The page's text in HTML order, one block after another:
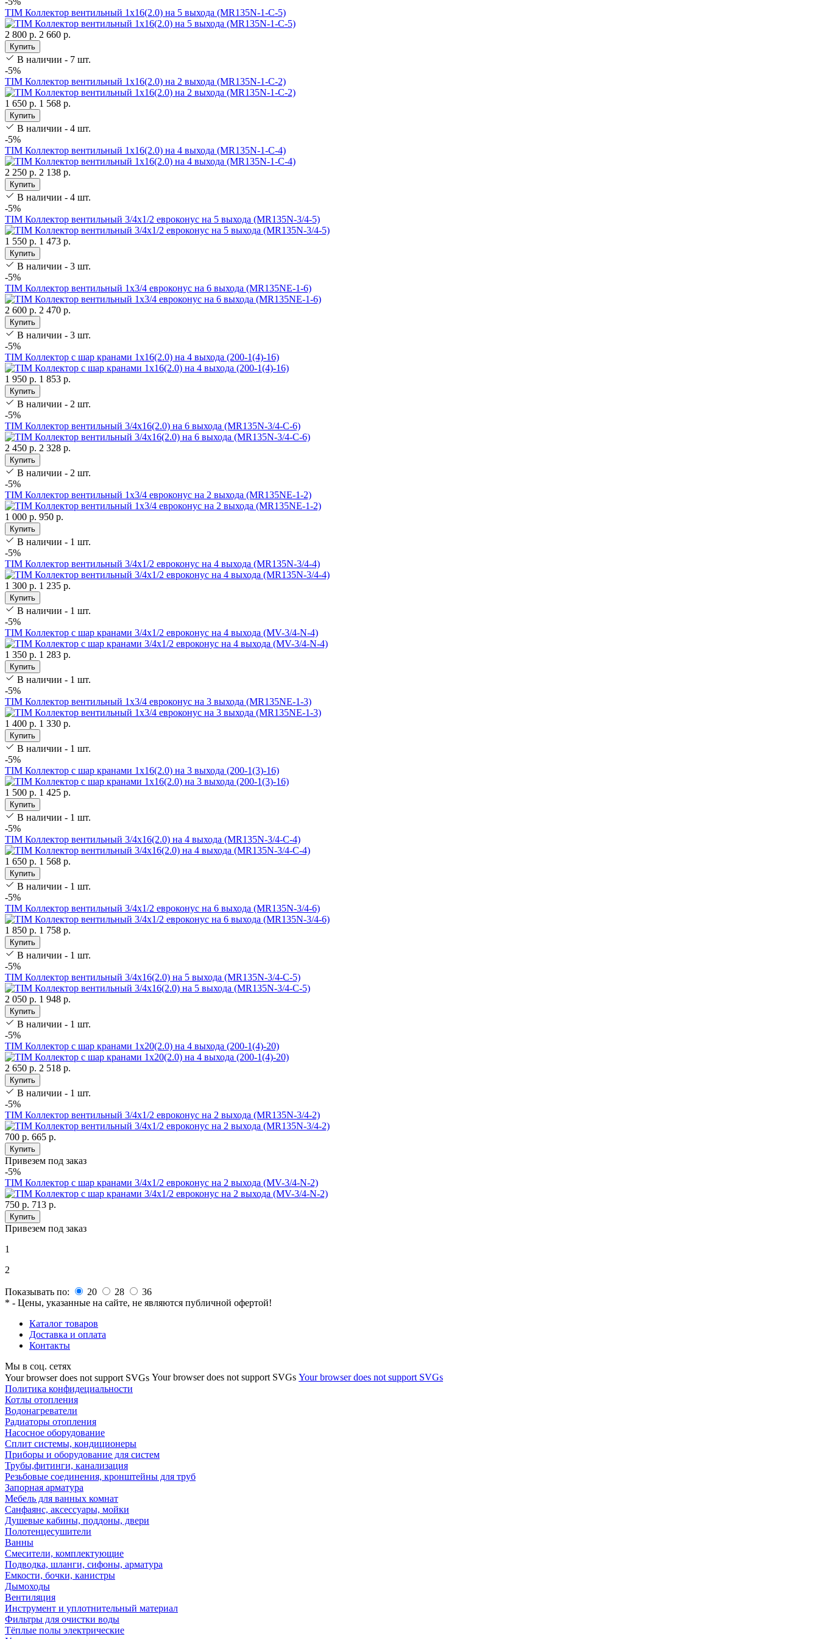
TIM Коллектор вентильный 1х16(2.0) на 5 выхода (MR135N-1-C-5)
2 800 р. 2 660 р.
Купить
В наличии - 7 шт.
-5%
TIM Коллектор вентильный 1х16(2.0) на 2 выхода (MR135N-1-C-2)
1 650 р. 1 568 р.
Купить
В наличии - 4 шт.
-5%
TIM Коллектор вентильный 1х16(2.0) на 4 выхода (MR135N-1-C-4)
2 250 р. 2 138 р.
Купить
В наличии - 4 шт.
-5%
TIM Коллектор вентильный 3/4х1/2 евроконус на 5 выхода (MR135N-3/4-5)
1 550 р. 1 473 р.
Купить
В наличии - 3 шт.
-5%
TIM Коллектор вентильный 1х3/4 евроконус на 6 выхода (MR135NE-1-6)
2 600 р. 2 470 р.
Купить
В наличии - 3 шт.
-5%
TIM Коллектор с шар кранами 1х16(2.0) на 4 выхода (200-1(4)-16)
1 950 р. 1 853 р.
Купить
В наличии - 2 шт.
-5%
TIM Коллектор вентильный 3/4х16(2.0) на 6 выхода (MR135N-3/4-C-6)
2 450 р. 2 328 р.
Купить
В наличии - 2 шт.
-5%
TIM Коллектор вентильный 1х3/4 евроконус на 2 выхода (MR135NE-1-2)
1 000 р. 950 р.
Купить
В наличии - 1 шт.
-5%
TIM Коллектор вентильный 3/4х1/2 евроконус на 4 выхода (MR135N-3/4-4)
1 300 р. 1 235 р.
Купить
В наличии - 1 шт.
-5%
TIM Коллектор с шар кранами 3/4х1/2 евроконус на 4 выхода (MV-3/4-N-4)
1 350 р. 1 283 р.
Купить
В наличии - 1 шт.
-5%
TIM Коллектор вентильный 1х3/4 евроконус на 3 выхода (MR135NE-1-3)
1 400 р. 1 330 р.
Купить
В наличии - 1 шт.
-5%
TIM Коллектор с шар кранами 1х16(2.0) на 3 выхода (200-1(3)-16)
1 500 р. 1 425 р.
Купить
В наличии - 1 шт.
-5%
TIM Коллектор вентильный 3/4х16(2.0) на 4 выхода (MR135N-3/4-C-4)
1 650 р. 1 568 р.
Купить
В наличии - 1 шт.
-5%
TIM Коллектор вентильный 3/4х1/2 евроконус на 6 выхода (MR135N-3/4-6)
1 850 р. 1 758 р.
Купить
В наличии - 1 шт.
-5%
TIM Коллектор вентильный 3/4х16(2.0) на 5 выхода (MR135N-3/4-C-5)
2 050 р. 1 948 р.
Купить
В наличии - 1 шт.
-5%
TIM Коллектор с шар кранами 1х20(2.0) на 4 выхода (200-1(4)-20)
2 650 р. 2 518 р.
Купить
В наличии - 1 шт.
-5%
TIM Коллектор вентильный 3/4х1/2 евроконус на 2 выхода (MR135N-3/4-2)
700 р. 665 р.
Купить
Привезем под заказ
-5%
TIM Коллектор с шар кранами 3/4х1/2 евроконус на 2 выхода (MV-3/4-N-2)
750 р. 713 р.
Купить
Привезем под заказ
1
2
Показывать по: 20 28
36
* - Цены, указанные на сайте, не являются публичной офертой!
Каталог товаров
Доставка и оплата
Контакты
Мы в соц. сетях
Your browser does not support SVGs Your browser does not support SVGs Your browser does not support SVGs
Политика конфидециальности
Котлы отопления
Водонагреватели
Радиаторы отопления
Насосное оборудование
Сплит системы, кондиционеры
Приборы и оборудование для систем
Трубы,фитинги, канализация
Резьбовые соединения, кронштейны для труб
Запорная арматура
Мебель для ванных комнат
Санфаянс, аксессуары, мойки
Душевые кабины, поддоны, двери
Полотенцесушители
Ванны
Смесители, комплектующие
Подводка, шланги, сифоны, арматура
Емкости, бочки, канистры
Дымоходы
Вентиляция
Инструмент и уплотнительный материал
Фильтры для очистки воды
Тёплые полы электрические